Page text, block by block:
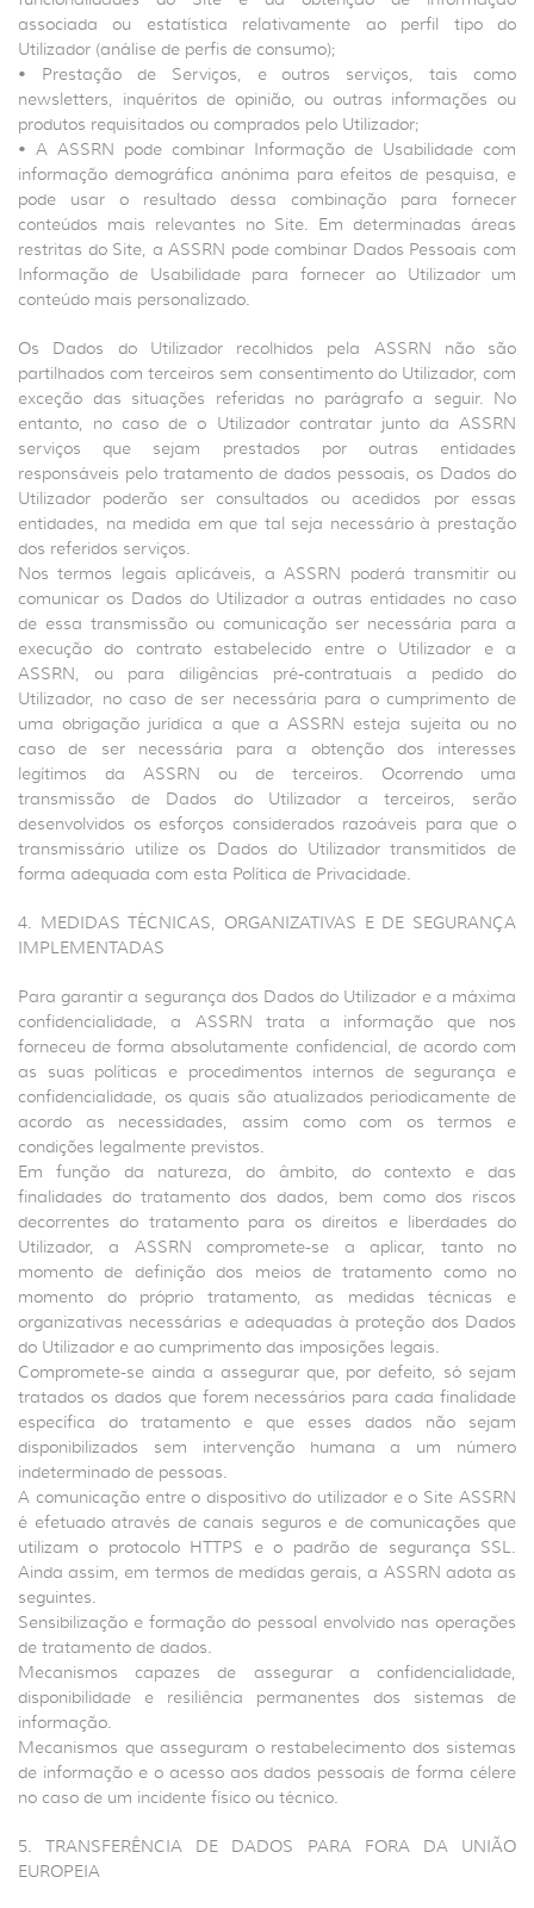
associada ou estatística relativamente ao perfil tipo do
Utilizador (análise de perfis de consumo);
• Prestação de Serviços, e outros serviços, tais como
newsletters, inquéritos de opinião, ou outras informações ou
produtos requisitados ou comprados pelo Utilizador;
• A ASSRN pode combinar Informação de Usabilidade com
informação demográfica anónima para efeitos de pesquisa, e
pode usar o resultado dessa combinação para fornecer
conteúdos mais relevantes no Site. Em determinadas áreas
restritas do Site, a ASSRN pode combinar Dados Pessoais com
Informação de Usabilidade para fornecer ao Utilizador um
conteúdo mais personalizado.
Os Dados do Utilizador recolhidos pela ASSRN não são
partilhados com terceiros sem consentimento do Utilizador, com
exceção das situações referidas no parágrafo a seguir. No
entanto, no caso de o Utilizador contratar junto da ASSRN
serviços que sejam prestados por outras entidades
responsáveis pelo tratamento de dados pessoais, os Dados do
Utilizador poderão ser consultados ou acedidos por essas
entidades, na medida em que tal seja necessário à prestação
dos referidos serviços.
Nos termos legais aplicáveis, a ASSRN poderá transmitir ou
comunicar os Dados do Utilizador a outras entidades no caso
de essa transmissão ou comunicação ser necessária para a
execução do contrato estabelecido entre o Utilizador e a
ASSRN, ou para diligências pré-contratuais a pedido do
Utilizador, no caso de ser necessária para o cumprimento de
uma obrigação jurídica a que a ASSRN esteja sujeita ou no
caso de ser necessária para a obtenção dos interesses
legítimos da ASSRN ou de terceiros. Ocorrendo uma
transmissão de Dados do Utilizador a terceiros, serão
desenvolvidos os esforços considerados razoáveis para que o
transmissário utilize os Dados do Utilizador transmitidos de
forma adequada com esta Política de Privacidade.
4. MEDIDAS TÉCNICAS, ORGANIZATIVAS E DE SEGURANÇA
IMPLEMENTADAS
Para garantir a segurança dos Dados do Utilizador e a máxima
confidencialidade, a ASSRN trata a informação que nos
forneceu de forma absolutamente confidencial, de acordo com
as suas políticas e procedimentos internos de segurança e
confidencialidade, os quais são atualizados periodicamente de
acordo as necessidades, assim como com os termos e
condições legalmente previstos.
Em função da natureza, do âmbito, do contexto e das
finalidades do tratamento dos dados, bem como dos riscos
decorrentes do tratamento para os direitos e liberdades do
Utilizador, a ASSRN compromete-se a aplicar, tanto no
momento de definição dos meios de tratamento como no
momento do próprio tratamento, as medidas técnicas e
organizativas necessárias e adequadas à proteção dos Dados
do Utilizador e ao cumprimento das imposições legais.
Compromete-se ainda a assegurar que, por defeito, só sejam
tratados os dados que forem necessários para cada finalidade
específica do tratamento e que esses dados não sejam
disponibilizados sem intervenção humana a um número
indeterminado de pessoas.
A comunicação entre o dispositivo do utilizador e o Site ASSRN
é efetuado através de canais seguros e de comunicações que
utilizam o protocolo HTTPS e o padrão de segurança SSL.
Ainda assim, em termos de medidas gerais, a ASSRN adota as
seguintes.
Sensibilização e formação do pessoal envolvido nas operações
de tratamento de dados.
Mecanismos capazes de assegurar a confidencialidade,
disponibilidade e resiliência permanentes dos sistemas de
informação.
Mecanismos que asseguram o restabelecimento dos sistemas
de informação e o acesso aos dados pessoais de forma célere
no caso de um incidente físico ou técnico.
5. TRANSFERÊNCIA DE DADOS PARA FORA DA UNIÃO
EUROPEIA